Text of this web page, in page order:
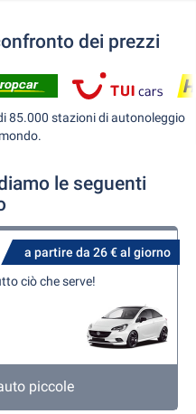
dei prezzi
85.000 stazioni di autonoleggio
le seguenti
a partire da 26 € al giorno
ciò che serve!
piccole